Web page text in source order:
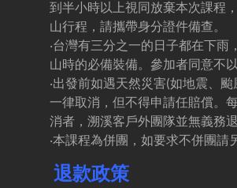
到半小時以上視同放棄本次課程
山行程，請攜帶身分證件備查。
‧台灣有三分之一的日子都在下
山時的必備裝備。參加者同意不
‧出發前如遇天然災害(如地震、
一律取消，但不得申請任賠償。
消者，溯溪客戶外團隊並無義務
‧本課程為併團，如要求不併團請
退款政策